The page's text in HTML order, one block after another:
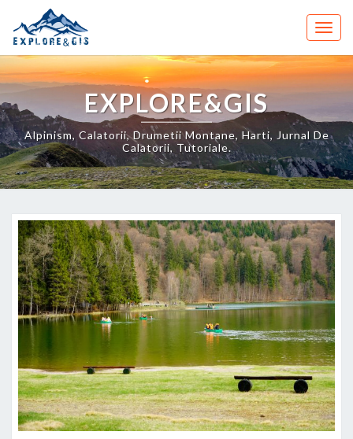
content
EXPLORE&GIS
Alpinism, Calatorii, Drumetii Montane, Harti, Jurnal De
Calatorii, Tutoriale.